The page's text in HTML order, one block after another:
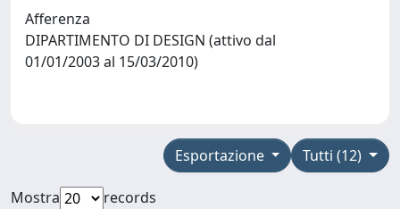
Afferenza
DIPARTIMENTO DI DESIGN (attivo dal
01/01/2003 al 15/03/2010)
Tutti (12)
Esportazione
Mostra
records